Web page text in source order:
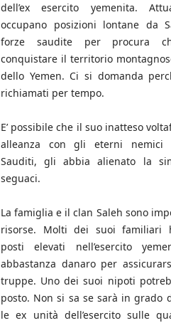
dell’ex esercito yemenita.
occupano posizioni lontane da
forze saudite per procura
conquistare il territorio
dello Yemen. Ci si domanda
richiamati per tempo.
E’ possibile che il suo inatteso
alleanza con gli eterni nemici
Sauditi, gli abbia alienato la
seguaci.
La famiglia e il clan Saleh sono
risorse. Molti dei suoi familiari
posti elevati nell’esercito
abbastanza danaro per
truppe. Uno dei suoi nipoti
posto. Non si sa se sarà in grado
le ex unità dell’esercito sulle